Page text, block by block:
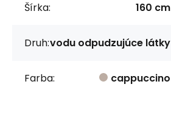
Šírka: 160 cm
Druh:vodu odpudzujúce látky
Farba: cappuccino